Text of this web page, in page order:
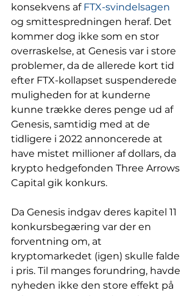
konsekvens af FTX-svindelsagen
og smittespredningen heraf. Det
kommer dog ikke som en stor
overraskelse, at Genesis var i store
problemer, da de allerede kort tid
efter FTX-kollapset suspenderede
muligheden for at kunderne
kunne trække deres penge ud af
Genesis, samtidig med at de
tidligere i 2022 annoncerede at
have mistet millioner af dollars, da
krypto hedgefonden Three Arrows
Capital gik konkurs.
Da Genesis indgav deres kapitel 11
konkursbegæring var der en
forventning om, at
kryptomarkedet (igen) skulle falde
i pris. Til manges forundring, havde
nyheden ikke den store effekt på